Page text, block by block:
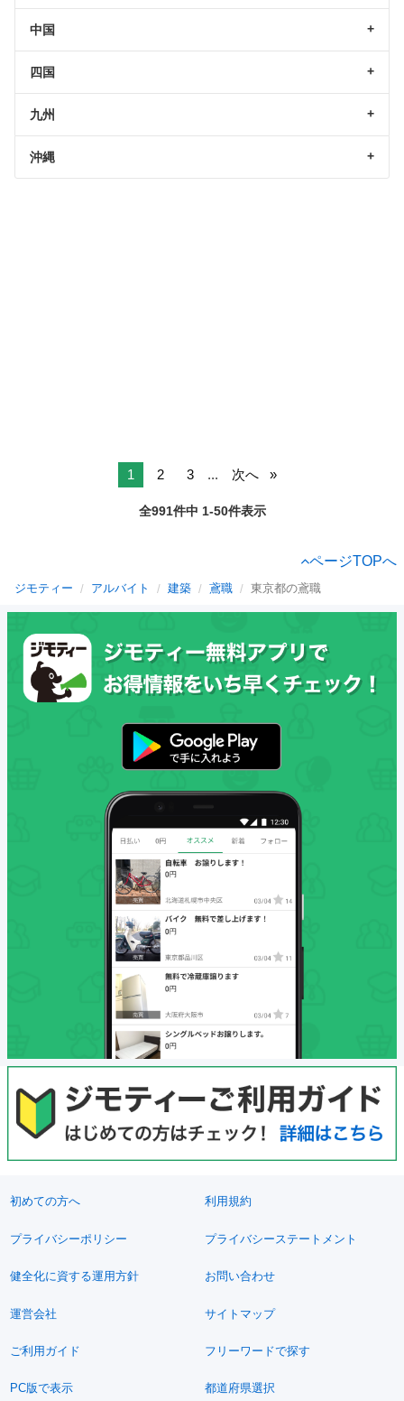
中国
四国
九州
沖縄
1 2 3 ... 次へ
全991件中 1-50件表示
ページTOPへ
ジモティー アルバイト 建築 鳶職 東京都の鳶職
初めての方へ 利用規約
プライバシーポリシー プライバシーステートメント
健全化に資する運用方針 お問い合わせ
運営会社 サイトマップ
ご利用ガイド フリーワードで探す
PC版で表示 都道府県選択